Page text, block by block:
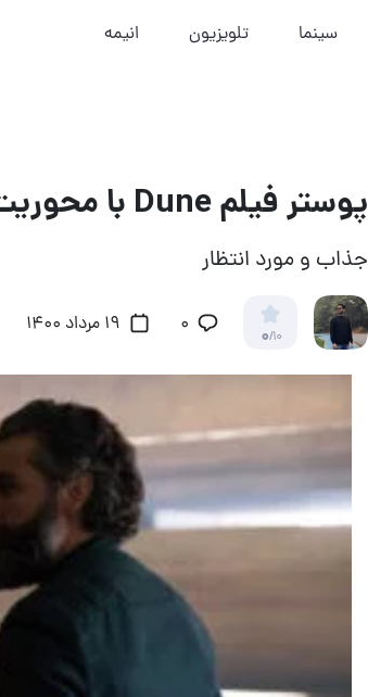
سینما تلویزیون انیمه
پوستر فیلم Dune با محوریت بازیگران اصلی از راه رسید
جذاب و مورد انتظار
0/10 ۰ 19 مرداد 1400